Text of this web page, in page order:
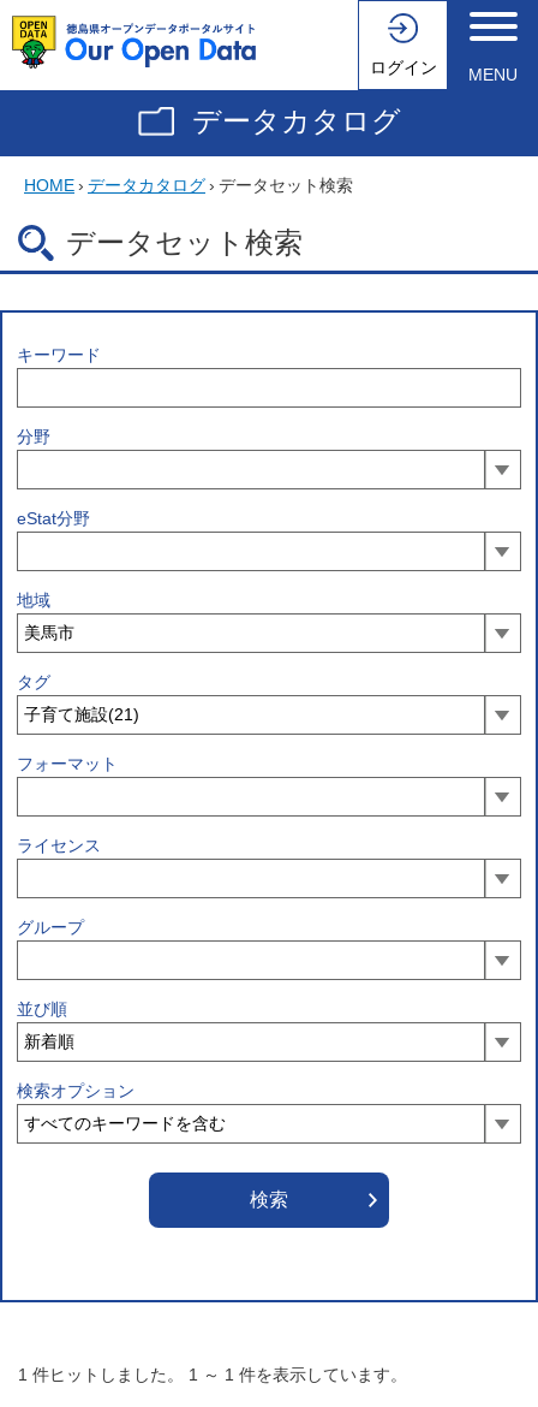
ログイン MENU
データカタログ
HOME› データカタログ› データセット検索
データセット検索
キーワード
分野
eStat分野
地域
タグ
フォーマット
ライセンス
グループ
並び順
検索オプション
1 件ヒットしました。 1 ～ 1 件を表示しています。